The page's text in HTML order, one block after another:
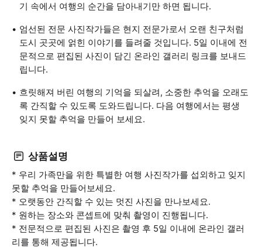
기 속에서 여행의 순간을 담아내기만 하면 됩니다.
엄선된 전문 사진작가들은 현지 전문가로서 오랜 친구처럼
도시 곳곳에 얽힌 이야기를 들려줄 것입니다. 5일 이내에 전
문적으로 편집된 사진이 담긴 온라인 갤러리 링크를 보내드
립니다.
흐릿해져 버린 여행의 기억을 되살려, 소중한 추억을 오래도
록 간직할 수 있도록 도와드립니다. 다음 여행에서는 평생
잊지 못할 추억을 만들어 보세요.
상품설명
* 우리 가족만을 위한 특별한 여행 사진작가를 섭외하고 잊지
못할 추억을 만들어보세요.
* 오랫동안 간직할 수 있는 멋진 사진을 만나보세요.
* 원하는 장소와 콘셉트에 맞춰 촬영이 진행됩니다.
* 전문적으로 편집된 사진은 촬영 후 5일 이내에 온라인 갤러
리를 통해 제공됩니다.